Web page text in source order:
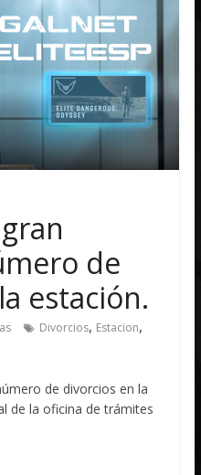
de
estación.
Divorcios, Estacion,
de divorcios en la
de la oficina de trámites